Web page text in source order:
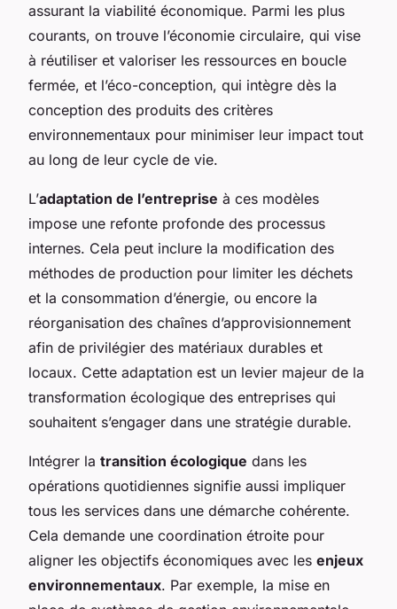
assurant la viabilité économique. Parmi les plus
courants, on trouve l’économie circulaire, qui vise
à réutiliser et valoriser les ressources en boucle
fermée, et l’éco-conception, qui intègre dès la
conception des produits des critères
environnementaux pour minimiser leur impact tout
au long de leur cycle de vie.
L’adaptation de l’entreprise à ces modèles
impose une refonte profonde des processus
internes. Cela peut inclure la modification des
méthodes de production pour limiter les déchets
et la consommation d’énergie, ou encore la
réorganisation des chaînes d’approvisionnement
afin de privilégier des matériaux durables et
locaux. Cette adaptation est un levier majeur de la
transformation écologique des entreprises qui
souhaitent s’engager dans une stratégie durable.
Intégrer la transition écologique dans les
opérations quotidiennes signifie aussi impliquer
tous les services dans une démarche cohérente.
Cela demande une coordination étroite pour
aligner les objectifs économiques avec les enjeux
environnementaux. Par exemple, la mise en